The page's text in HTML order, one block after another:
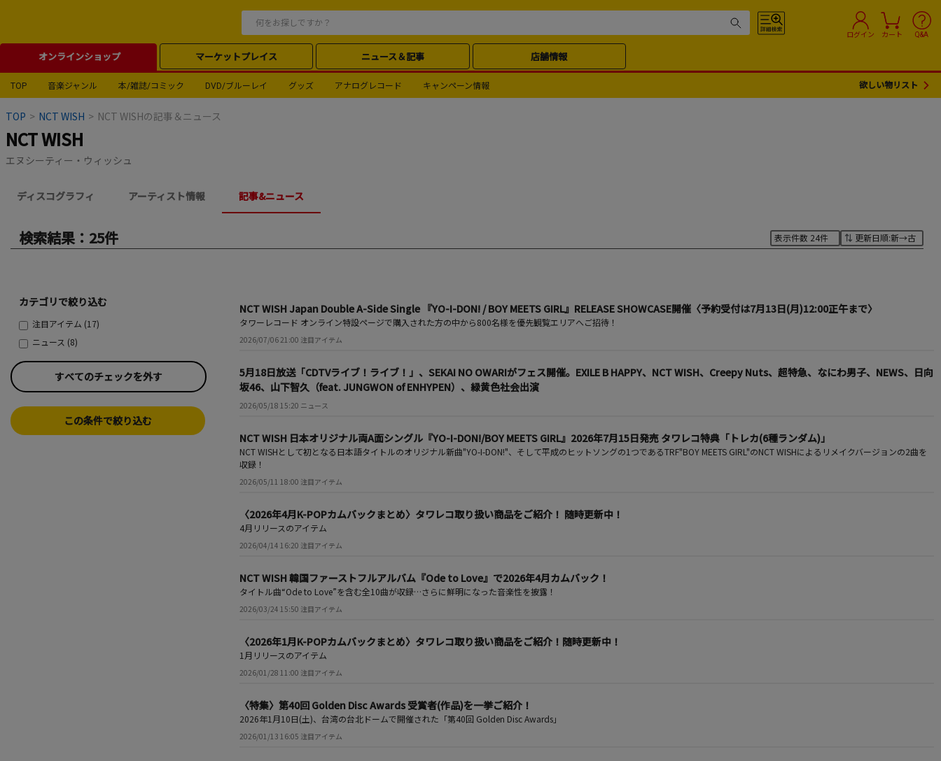
ログイン カート Q&A
オンラインショップ マーケットプレイス ニュース＆記事 店舗情報
TOP 音楽ジャンル 本/雑誌/コミック DVD/ブルーレイ グッズ アナログレコード キャンペーン情報 欲しい物リスト
TOP > NCT WISH > NCT WISHの記事＆ニュース
NCT WISH
エヌシーティー・ウィッシュ
ディスコグラフィ アーティスト情報 記事&ニュース
検索結果：25件
カテゴリで絞り込む
注目アイテム (17)
ニュース (8)
すべてのチェックを外す
この条件で絞り込む
NCT WISH Japan Double A-Side Single 『YO-I-DON! / BOY MEETS GIRL』RELEASE SHOWCASE開催〈予約受付は7月13日(月)12:00正午まで〉
タワーレコード オンライン特設ページで購入された方の中から800名様を優先観覧エリアへご招待！
2026/07/06 21:00 注目アイテム
5月18日放送「CDTVライブ！ライブ！」、SEKAI NO OWARIがフェス開催。EXILE B HAPPY、NCT WISH、Creepy Nuts、超特急、なにわ男子、NEWS、日向
坂46、山下智久（feat. JUNGWON of ENHYPEN）、緑黄色社会出演
2026/05/18 15:20 ニュース
NCT WISH 日本オリジナル両A面シングル『YO-I-DON!/BOY MEETS GIRL』2026年7月15日発売 タワレコ特典「トレカ(6種ランダム)」
NCT WISHとして初となる日本語タイトルのオリジナル新曲"YO-I-DON!"、そして平成のヒットソングの1つであるTRF"BOY MEETS GIRL"のNCT WISHによるリメイクバージョンの2曲を
収録！
2026/05/11 18:00 注目アイテム
〈2026年4月K-POPカムバックまとめ〉タワレコ取り扱い商品をご紹介！ 随時更新中！
4月リリースのアイテム
2026/04/14 16:20 注目アイテム
NCT WISH 韓国ファーストフルアルバム『Ode to Love』で2026年4月カムバック！
タイトル曲“Ode to Love”を含む全10曲が収録…さらに鮮明になった音楽性を披露！
2026/03/24 15:50 注目アイテム
〈2026年1月K-POPカムバックまとめ〉タワレコ取り扱い商品をご紹介！随時更新中！
1月リリースのアイテム
2026/01/28 11:00 注目アイテム
〈特集〉第40回 Golden Disc Awards 受賞者(作品)を一挙ご紹介！
2026年1月10日(土)、台湾の台北ドームで開催された「第40回 Golden Disc Awards」
2026/01/13 16:05 注目アイテム